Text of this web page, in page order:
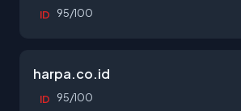
ID 95/100
harpa.co.id
ID 95/100